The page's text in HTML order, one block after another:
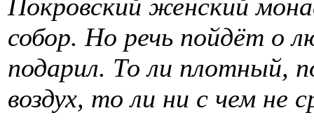
Покровский женский
собор. Но речь пойдёт о
подарил. То ли плотный,
воздух, то ли ни с чем не